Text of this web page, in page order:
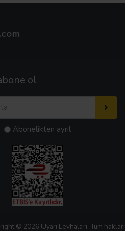
ol
Abonelikten ayrıl
© 2026 Uyarı Levhaları. Tüm hakları